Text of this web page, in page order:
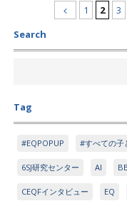
1 2 3
Search
Tag
#EQPOPUP #すべての子
6SJ研究センター AI
CEQFインタビュー EQ